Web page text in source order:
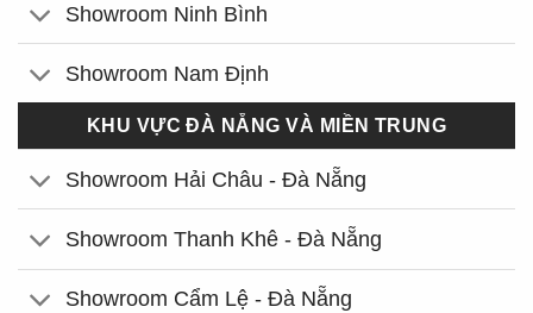
Showroom Ninh Bình
Showroom Nam Định
KHU VỰC ĐÀ NẴNG VÀ MIỀN TRUNG
Showroom Hải Châu - Đà Nẵng
Showroom Thanh Khê - Đà Nẵng
Showroom Cẩm Lệ - Đà Nẵng